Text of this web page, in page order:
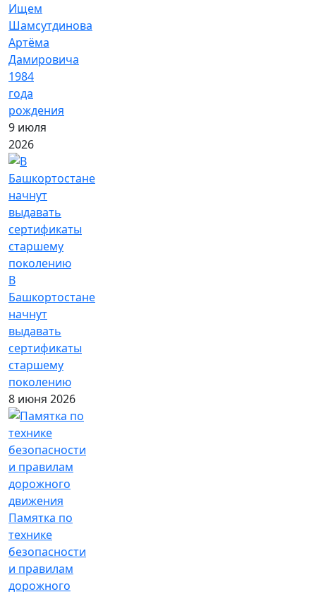
Ищем
Шамсутдинова
Артёма
Дамировича
1984
года
рождения
9 июля
2026
В
Башкортостане
начнут
выдавать
сертификаты
старшему
поколению
8 июня 2026
Памятка по
технике
безопасности
и правилам
дорожного